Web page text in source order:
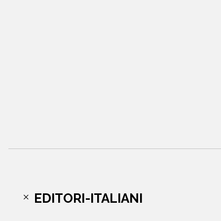
EDITORI-ITALIANI